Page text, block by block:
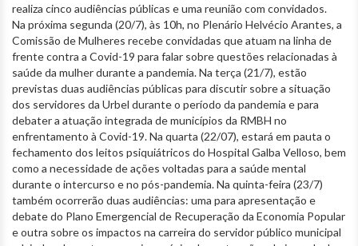
realiza cinco audiências públicas e uma reunião com convidados.
Na próxima segunda (20/7), às 10h, no Plenário Helvécio Arantes, a
Comissão de Mulheres recebe convidadas que atuam na linha de
frente contra a Covid-19 para falar sobre questões relacionadas à
saúde da mulher durante a pandemia. Na terça (21/7), estão
previstas duas audiências públicas para discutir sobre a situação
dos servidores da Urbel durante o período da pandemia e para
debater a atuação integrada de municípios da RMBH no
enfrentamento à Covid-19. Na quarta (22/07), estará em pauta o
fechamento dos leitos psiquiátricos do Hospital Galba Velloso, bem
como a necessidade de ações voltadas para a saúde mental
durante o intercurso e no pós-pandemia. Na quinta-feira (23/7)
também ocorrerão duas audiências: uma para apresentação e
debate do Plano Emergencial de Recuperação da Economia Popular
e outra sobre os impactos na carreira do servidor público municipal